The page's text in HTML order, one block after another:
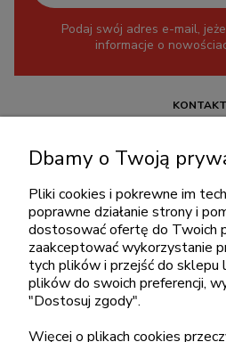
Podaj swój adres e-mail,
informacje o
KONTAKT
pon.-piąt.:
ZAKUPY
Dbamy o Twoją
Pliki cookies i pokrewne im
poprawne działanie strony i
dostosować ofertę do Twoich
zaakceptować wykorzystanie
tych plików i przejść do sklepu
plików do swoich preferencji,
"Dostosuj zgody".
Więcej o plikach cookies